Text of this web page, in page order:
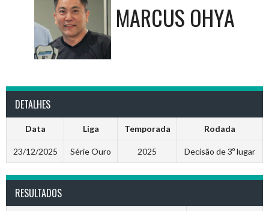
MARCUS OHYA
DETALHES
Data Liga Temporada Rodada
23/12/2025 Série Ouro 2025 Decisão de 3º lugar
RESULTADOS